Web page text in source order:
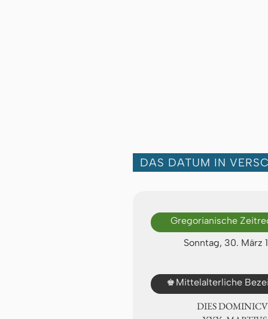
DAS DATUM IN
Gregorianische
Sonntag, 30. März
♚ Mittelalterliche
DIES